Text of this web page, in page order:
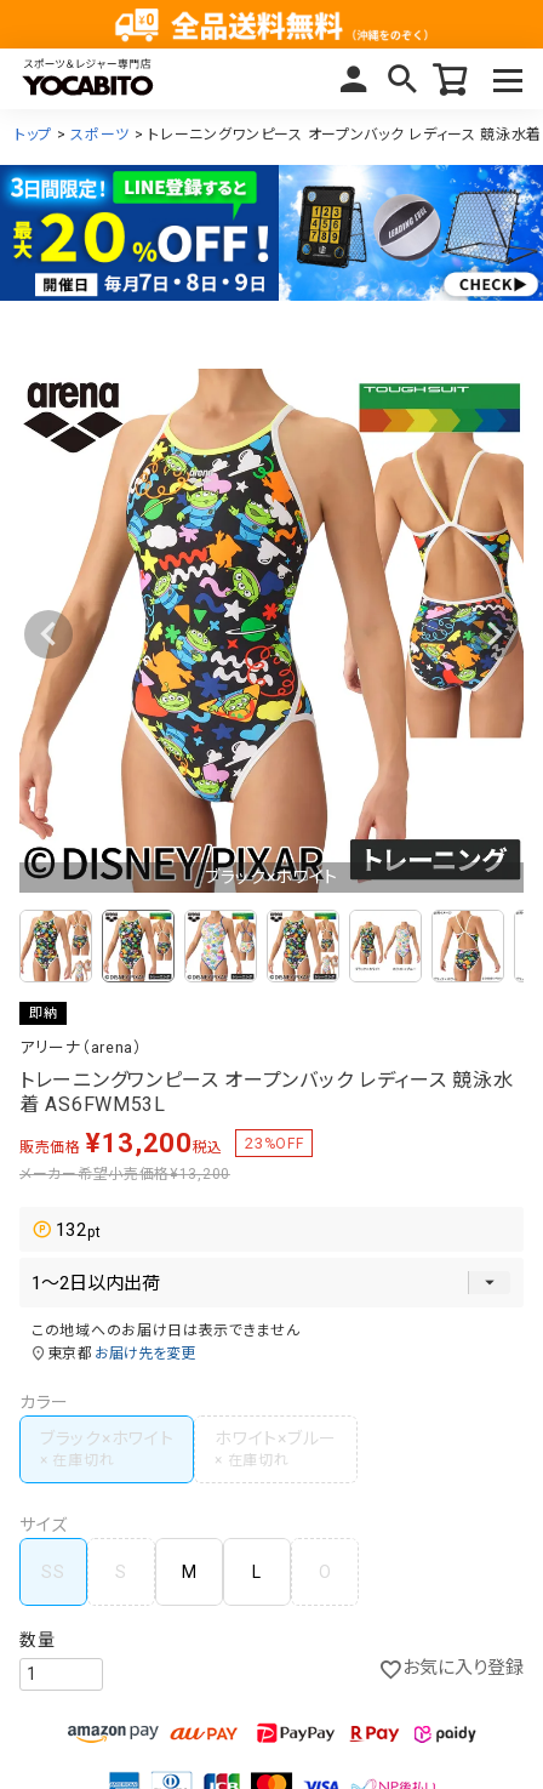
トップ スポーツ トレーニングワンピース オープンバック レディース 競泳水
ブラック×ホワイト
即納
アリーナ（arena）
トレーニングワンピース オープンバック レディース 競泳水
着 AS6FWM53L
販売価格 ¥13,200税込 23 %OFF
メーカー希望小売価格¥13,200
132
この地域へのお届け日は表示できません
東京都 お届け先を変更
カラー
ブラック×ホワイト
ホワイト×ブルー
サイズ
SS S M L O
お気に入り登録